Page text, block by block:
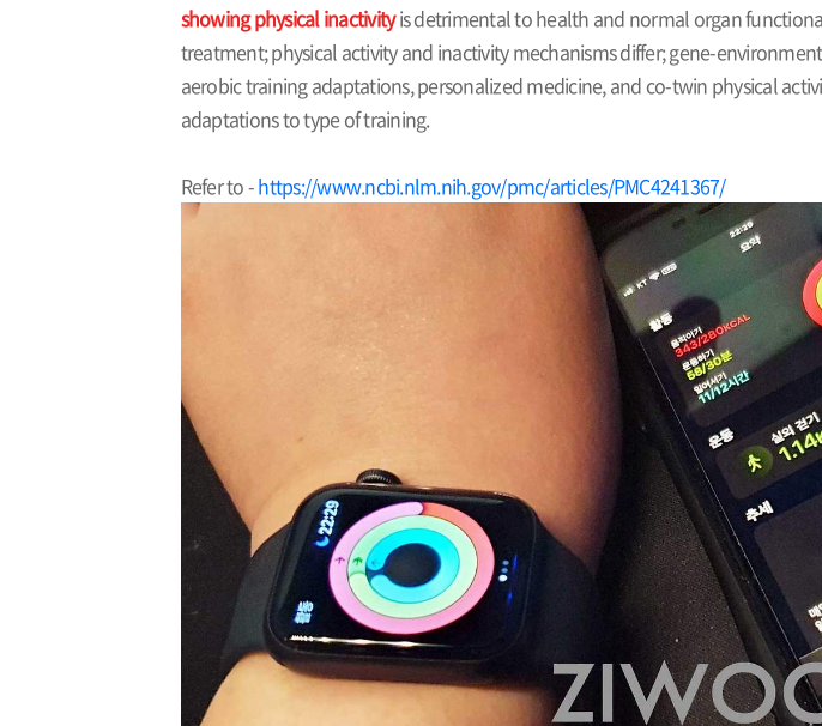
showing physical inactivityis detrimental to health and normal organ
treatment; physical activity and inactivity mechanisms differ; gene-
aerobic training adaptations, personalized medicine, and co-twin physical
adaptations to type of training.
Refer to -https://www.ncbi.nlm.nih.gov/pmc/articles/PMC4241367/